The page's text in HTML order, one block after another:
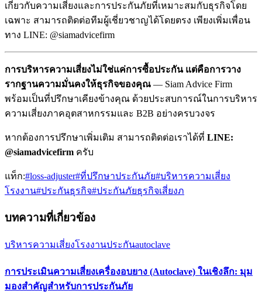
เกี่ยวกับความเสี่ยงและการประกันภัยที่เหมาะสมกับธุรกิจโดย
เฉพาะ สามารถติดต่อทีมผู้เชี่ยวชาญได้โดยตรง เพียงเพิ่มเพื่อน
ทาง LINE: @siamadvicefirm
การบริหารความเสี่ยงไม่ใช่แค่การซื้อประกัน แต่คือการวาง
รากฐานความมั่นคงให้ธุรกิจของคุณ — Siam Advice Firm
พร้อมเป็นที่ปรึกษาเคียงข้างคุณ ด้วยประสบการณ์ในการบริหาร
ความเสี่ยงภาคอุตสาหกรรมและ B2B อย่างครบวงจร
หากต้องการปรึกษาเพิ่มเติม สามารถติดต่อเราได้ที่ LINE:
@siamadvicefirm ครับ
แท็ก:#loss-adjuster#ที่ปรึกษาประกันภัย#บริหารความเสี่ยง
โรงงาน#ประกันธุรกิจ#ประกันภัยธุรกิจเสี่ยงภ
บทความที่เกี่ยวข้อง
บริหารความเสี่ยงโรงงานประกันautoclave
การประเมินความเสี่ยงเครื่องอบยาง (Autoclave) ในเชิงลึก: มุม
มองสำคัญสำหรับการประกันภัย